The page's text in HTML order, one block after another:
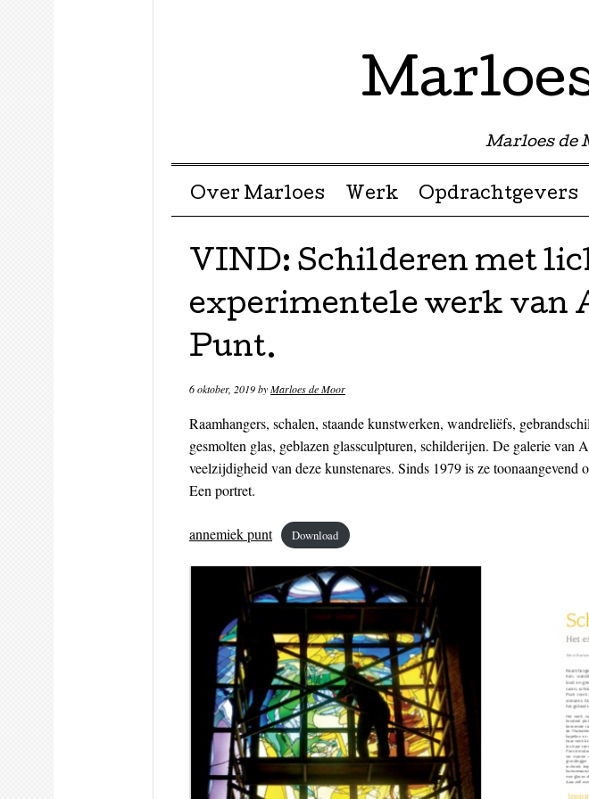
Marloes de
Menu ☰
Skip to content
Over Marloes Werk Opdrachtgevers
VIND: Schilderen met
experimentele werk van
Punt.
6 oktober, 2019byMarloes de Moor
Raamhangers, schalen, staande kunstwerken, wandreliëfs,
gesmolten glas, geblazen glassculpturen, schilderijen. De galerie van
veelzijdigheid van deze kunstenares. Sinds 1979 is ze toonaangevend
Een portret.
annemiek punt Download